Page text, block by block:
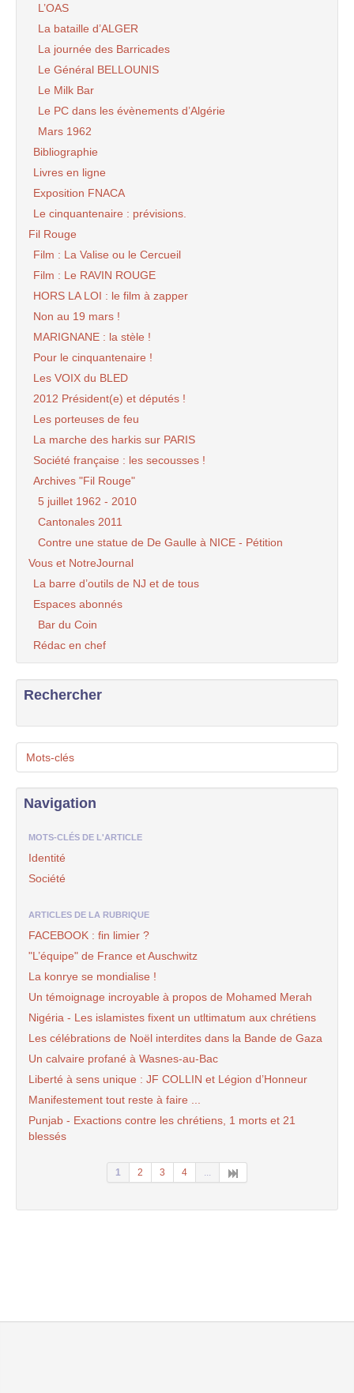
L’OAS
La bataille d’ALGER
La journée des Barricades
Le Général BELLOUNIS
Le Milk Bar
Le PC dans les évènements d’Algérie
Mars 1962
Bibliographie
Livres en ligne
Exposition FNACA
Le cinquantenaire : prévisions.
Fil Rouge
Film : La Valise ou le Cercueil
Film : Le RAVIN ROUGE
HORS LA LOI : le film à zapper
Non au 19 mars !
MARIGNANE : la stèle !
Pour le cinquantenaire !
Les VOIX du BLED
2012 Président(e) et députés !
Les porteuses de feu
La marche des harkis sur PARIS
Société française : les secousses !
Archives "Fil Rouge"
5 juillet 1962 - 2010
Cantonales 2011
Contre une statue de De Gaulle à NICE - Pétition
Vous et NotreJournal
La barre d’outils de NJ et de tous
Espaces abonnés
Bar du Coin
Rédac en chef
Rechercher
Mots-clés
Navigation
MOTS-CLÉS DE L'ARTICLE
Identité
Société
ARTICLES DE LA RUBRIQUE
FACEBOOK : fin limier ?
"L’équipe" de France et Auschwitz
La konrye se mondialise !
Un témoignage incroyable à propos de Mohamed Merah
Nigéria - Les islamistes fixent un utltimatum aux chrétiens
Les célébrations de Noël interdites dans la Bande de Gaza
Un calvaire profané à Wasnes-au-Bac
Liberté à sens unique : JF COLLIN et Légion d’Honneur
Manifestement tout reste à faire ...
Punjab - Exactions contre les chrétiens, 1 morts et 21
blessés
1 2 3 4 ...